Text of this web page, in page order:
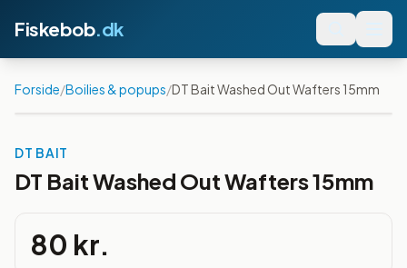
Fiskebob.dk
Forside/Boilies & popups/DT Bait Washed Out Wafters 15mm
DT BAIT
DT Bait Washed Out Wafters 15mm
80 kr.